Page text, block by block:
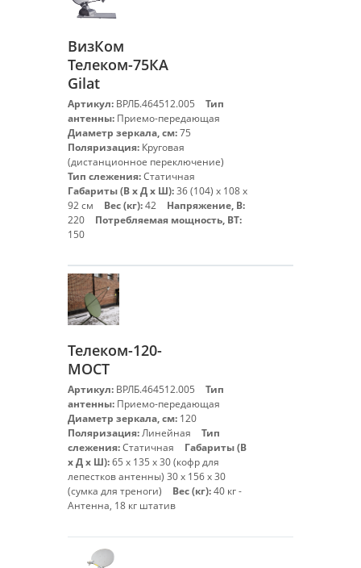
ВизКом
Телеком-75КА
Gilat
Артикул: ВРЛБ.464512.005
Тип
антенны: Приемо-передающая
Диаметр зеркала, см:75
Поляризация: Круговая
(дистанционное переключение)
Тип слежения:Статичная
Габариты (В х Д х Ш):36 (104) х 108 х
92 см
Вес (кг):42
Напряжение, В:
220
Потребляемая мощность, ВТ:
150
Телеком-120-
МОСТ
Артикул: ВРЛБ.464512.005
Тип
антенны: Приемо-передающая
Диаметр зеркала, см: 120
Поляризация:Линейная
Тип
слежения:Статичная
Габариты (В
х Д х Ш):65 х 135 х 30 (кофр для
лепестков антенны) 30 х 156 х 30
(сумка для треноги)
Вес (кг):40 кг -
Антенна, 18 кг штатив